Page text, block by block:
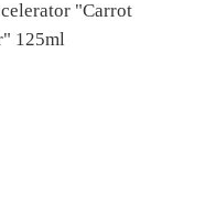
"Carrot
125ml